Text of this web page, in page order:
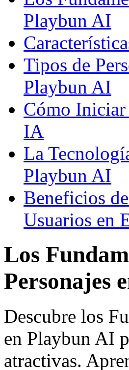
Playbun AI
Tipos de
Playbun AI
Cómo Iniciar
IA
La
Playbun AI
Beneficios
Usuarios en
Los
Personajes
Descubre los
en Playbun AI
atractivas.